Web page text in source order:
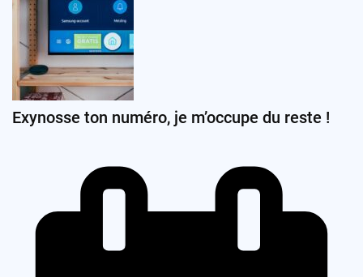
Exynosse ton numéro, je m’occupe du reste !